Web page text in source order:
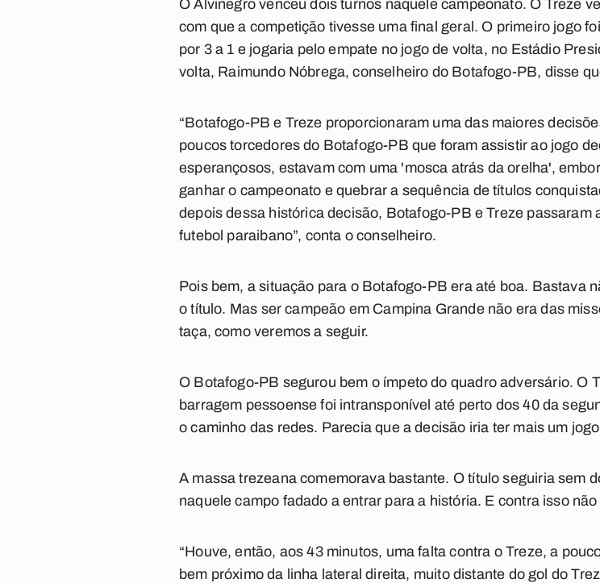
O Alvinegro venceu dois turnos naquele campeonato. O Treze
com que a competição tivesse uma final geral. O primeiro jogo
por 3 a 1 e jogaria pelo empate no jogo de volta, no Estádio
volta, Raimundo Nóbrega, conselheiro do Botafogo-PB, disse
“Botafogo-PB e Treze proporcionaram uma das maiores
poucos torcedores do Botafogo-PB que foram assistir ao jogo
esperançosos, estavam com uma 'mosca atrás da orelha',
ganhar o campeonato e quebrar a sequência de títulos
depois dessa histórica decisão, Botafogo-PB e Treze passaram
futebol paraibano”, conta o conselheiro.
Pois bem, a situação para o Botafogo-PB era até boa. Bastava
o título. Mas ser campeão em Campina Grande não era das
taça, como veremos a seguir.
O Botafogo-PB segurou bem o ímpeto do quadro adversário. O
barragem pessoense foi intransponível até perto dos 40 da
o caminho das redes. Parecia que a decisão iria ter mais um
A massa trezeana comemorava bastante. O título seguiria sem
naquele campo fadado a entrar para a história. E contra isso
“Houve, então, aos 43 minutos, uma falta contra o Treze, a
bem próximo da linha lateral direita, muito distante do gol do